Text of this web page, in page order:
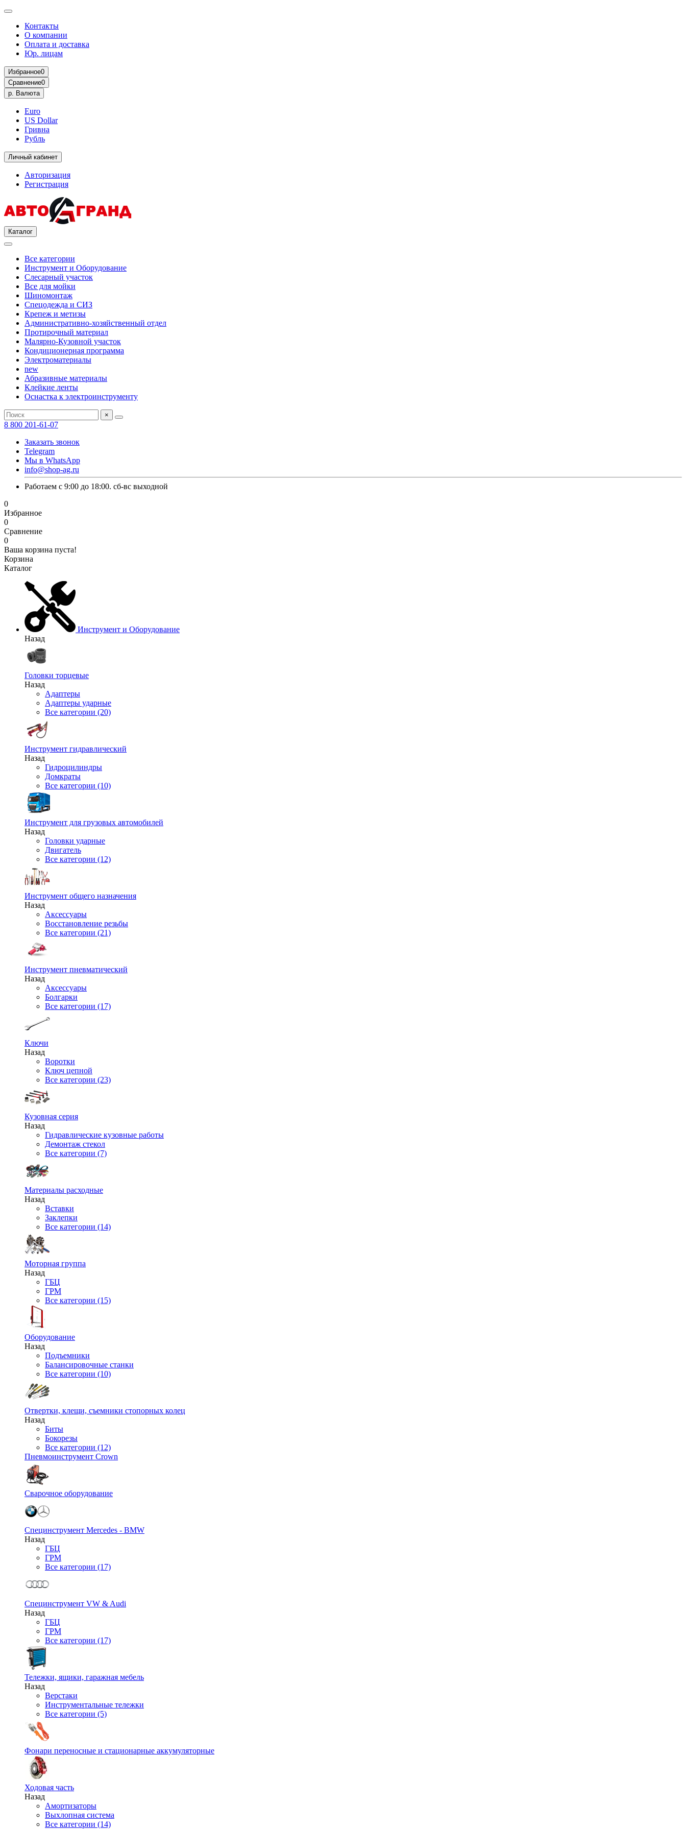
Контакты
О компании
Оплата и доставка
Юр. лицам
Избранное0
Сравнение0
р. Валюта
Euro
US Dollar
Гривна
Рубль
Личный кабинет
Авторизация
Регистрация
Каталог
Все категории
Инструмент и Оборудование
Слесарный участок
Все для мойки
Шиномонтаж
Спецодежда и СИЗ
Крепеж и метизы
Административно-хозяйственный отдел
Протирочный материал
Малярно-Кузовной участок
Кондиционерная программа
Электроматериалы
new
Абразивные материалы
Клейкие ленты
Оснастка к электроинструменту
×
8 800 201-61-07
Заказать звонок
Telegram
Мы в WhatsApp
info@shop-ag.ru
Работаем с 9:00 до 18:00. сб-вс выходной
0
Избранное
0
Сравнение
0
Ваша корзина пуста!
Корзина
Каталог
Инструмент и Оборудование
Назад
Головки торцевые
Назад
Адаптеры
Адаптеры ударные
Все категории (20)
Инструмент гидравлический
Назад
Гидроцилиндры
Домкраты
Все категории (10)
Инструмент для грузовых автомобилей
Назад
Головки ударные
Двигатель
Все категории (12)
Инструмент общего назначения
Назад
Аксессуары
Восстановление резьбы
Все категории (21)
Инструмент пневматический
Назад
Аксессуары
Болгарки
Все категории (17)
Ключи
Назад
Воротки
Ключ цепной
Все категории (23)
Кузовная серия
Назад
Гидравлические кузовные работы
Демонтаж стекол
Все категории (7)
Материалы расходные
Назад
Вставки
Заклепки
Все категории (14)
Моторная группа
Назад
ГБЦ
ГРМ
Все категории (15)
Оборудование
Назад
Подъемники
Балансировочные станки
Все категории (10)
Отвертки, клещи, съемники стопорных колец
Назад
Биты
Бокорезы
Все категории (12)
Пневмоинструмент Crown
Сварочное оборудование
Специнструмент Mercedes - BMW
Назад
ГБЦ
ГРМ
Все категории (17)
Специнструмент VW & Audi
Назад
ГБЦ
ГРМ
Все категории (17)
Тележки, ящики, гаражная мебель
Назад
Верстаки
Инструментальные тележки
Все категории (5)
Фонари переносные и стационарные аккумуляторные
Ходовая часть
Назад
Амортизаторы
Выхлопная система
Все категории (14)